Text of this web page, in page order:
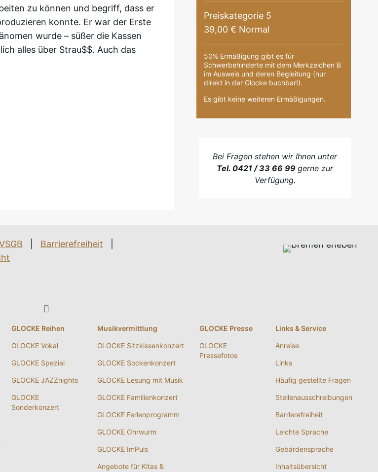
zu können und begriff, dass er
konnte. Er war der Erste
wurde – süßer die Kassen
alles über Strau$$. Auch das
Preiskategorie 5
39,00 € Normal
50% Ermäßigung gibt es für
Schwerbehinderte mit dem Merkzeichen B
im Ausweis und deren Begleitung (nur
direkt in der Glocke buchbar!).
Es gibt keine weiteren Ermäßigungen.
Bei Fragen stehen wir Ihnen unter
Tel. 0421 / 33 66 99gerne zur
Verfügung.
Barrierefreiheit
GLOCKE Reihen
GLOCKE Vokal
GLOCKE Spezial
GLOCKE JAZZnights
GLOCKE
Sonderkonzert
Musikvermittlung
GLOCKE Sitzkissenkonzert
GLOCKE Sockenkonzert
GLOCKE Lesung mit Musik
GLOCKE Familienkonzert
GLOCKE Ferienprogramm
GLOCKE Ohrwurm
GLOCKE ImPuls
Angebote für Kitas &
GLOCKE Presse
GLOCKE
Pressefotos
Links & Service
Anreise
Links
Häufig gestellte Fragen
Stellenausschreibungen
Barrierefreiheit
Leichte Sprache
Gebärdensprache
Inhaltsübersicht